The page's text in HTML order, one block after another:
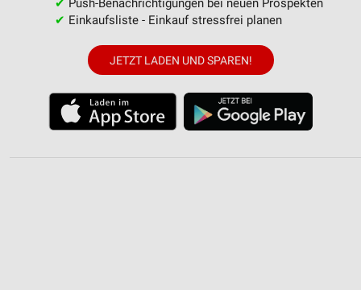
✔ Push-Benachrichtigungen bei neuen Prospekten
✔ Einkaufsliste - Einkauf stressfrei planen
JETZT LADEN UND SPAREN!